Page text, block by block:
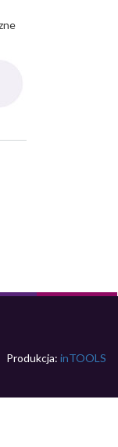
Produkcja: inTOOLS